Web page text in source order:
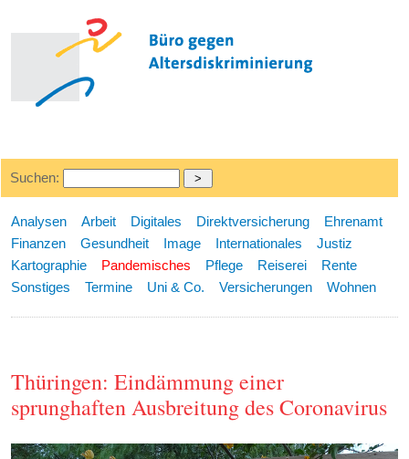
Suchen:
Analysen Arbeit Digitales Direktversicherung
Ehrenamt
Finanzen
Gesundheit Image Internationales
Justiz
Kartographie
Pandemisches Pflege Reiserei
Rente
Sonstiges
Termine Uni & Co. Versicherungen Wohnen
Thüringen: Eindämmung einer
sprunghaften Ausbreitung des Coronavirus